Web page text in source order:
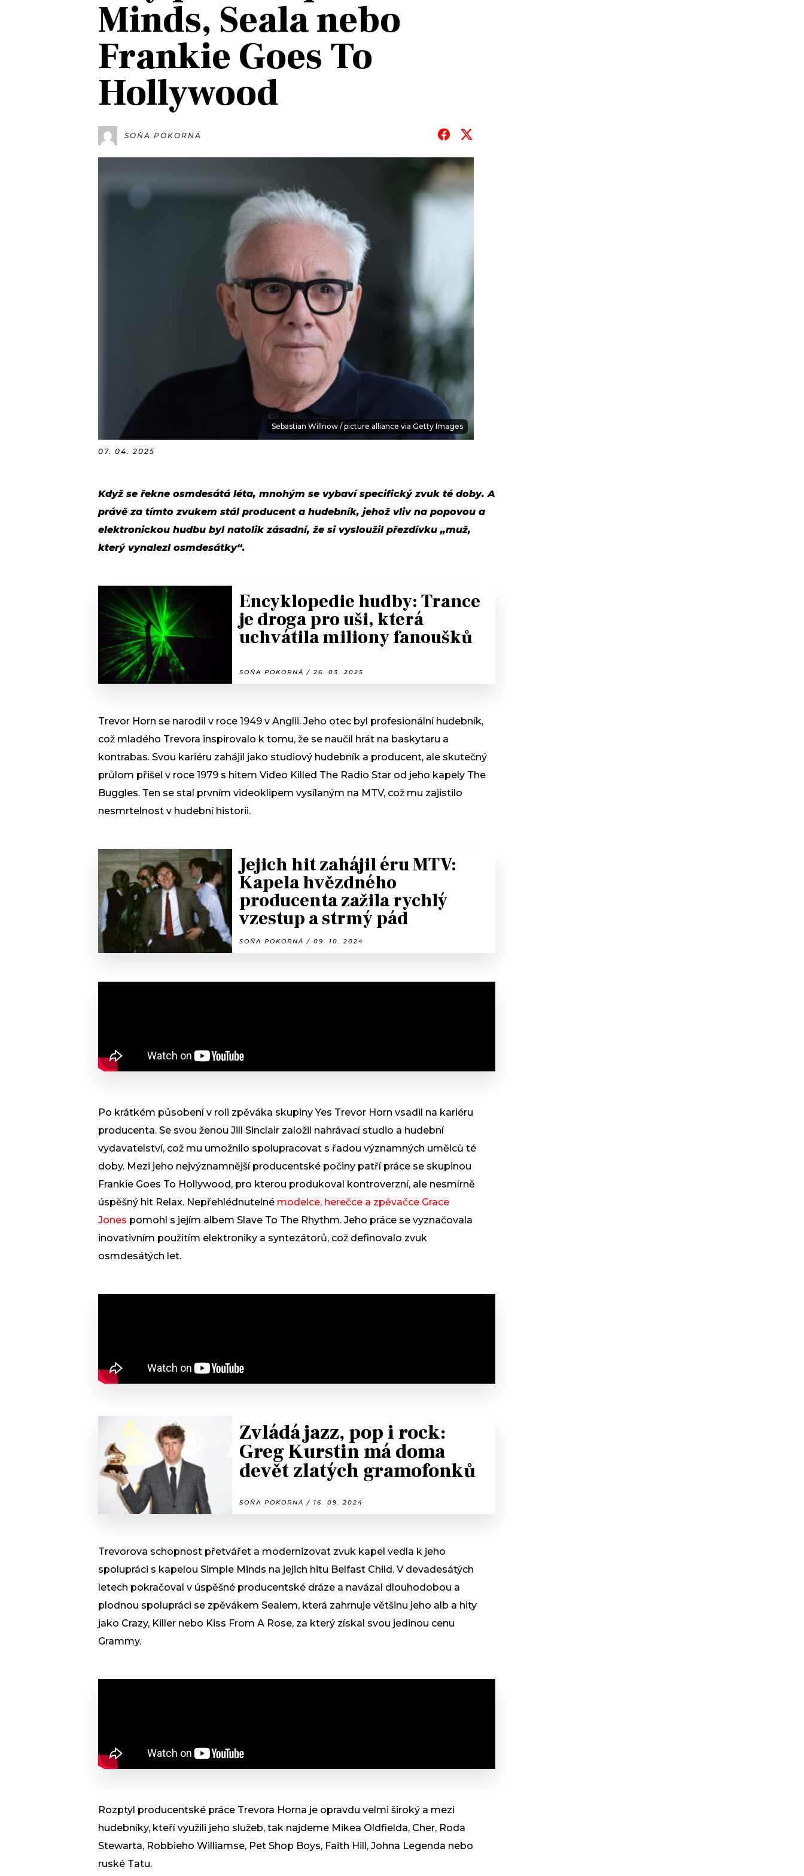
JAK NALADIT
RÁDIO
APLIKACE
PROGRAM
JAK NALADIT
Minds, Seala nebo
Frankie Goes To
Hollywood
SOŇA POKORNÁ
Sebastian Willnow / picture alliance via Getty Images
07. 04. 2025
Když se řekne osmdesátá léta, mnohým se vybaví specifický zvuk té doby. A
právě za tímto zvukem stál producent a hudebník, jehož vliv na popovou a
elektronickou hudbu byl natolik zásadní, že si vysloužil přezdívku „muž,
který vynalezl osmdesátky“.
Encyklopedie hudby: Trance
je droga pro uši, která
uchvátila miliony fanoušků
SOŇA POKORNÁ / 26. 03. 2025
Trevor Horn se narodil v roce 1949 v Anglii. Jeho otec byl profesionální hudebník,
což mladého Trevora inspirovalo k tomu, že se naučil hrát na baskytaru a
kontrabas. Svou kariéru zahájil jako studiový hudebník a producent, ale skutečný
průlom přišel v roce 1979 s hitem Video Killed The Radio Star od jeho kapely The
Buggles. Ten se stal prvním videoklipem vysílaným na MTV, což mu zajistilo
nesmrtelnost v hudební historii.
Jejich hit zahájil éru MTV:
Kapela hvězdného
producenta zažila rychlý
vzestup a strmý pád
SOŇA POKORNÁ / 09. 10. 2024
Po krátkém působení v roli zpěváka skupiny Yes Trevor Horn vsadil na kariéru
producenta. Se svou ženou Jill Sinclair založil nahrávací studio a hudební
vydavatelství, což mu umožnilo spolupracovat s řadou významných umělců té
doby. Mezi jeho nejvýznamnější producentské počiny patří práce se skupinou
Frankie Goes To Hollywood, pro kterou produkoval kontroverzní, ale nesmírně
úspěšný hit Relax. Nepřehlédnutelné modelce, herečce a zpěvačce Grace
Jones pomohl s jejím albem Slave To The Rhythm. Jeho práce se vyznačovala
inovativním použitím elektroniky a syntezátorů, což definovalo zvuk
osmdesátých let.
Zvládá jazz, pop i rock:
Greg Kurstin má doma
devět zlatých gramofonků
SOŇA POKORNÁ / 16. 09. 2024
Trevorova schopnost přetvářet a modernizovat zvuk kapel vedla k jeho
spolupráci s kapelou Simple Minds na jejich hitu Belfast Child. V devadesátých
letech pokračoval v úspěšné producentské dráze a navázal dlouhodobou a
plodnou spolupráci se zpěvákem Sealem, která zahrnuje většinu jeho alb a hity
jako Crazy, Killer nebo Kiss From A Rose, za který získal svou jedinou cenu
Grammy.
Rozptyl producentské práce Trevora Horna je opravdu velmi široký a mezi
hudebníky, kteří využili jeho služeb, tak najdeme Mikea Oldfielda, Cher, Roda
Stewarta, Robbieho Williamse, Pet Shop Boys, Faith Hill, Johna Legenda nebo
ruské Tatu.